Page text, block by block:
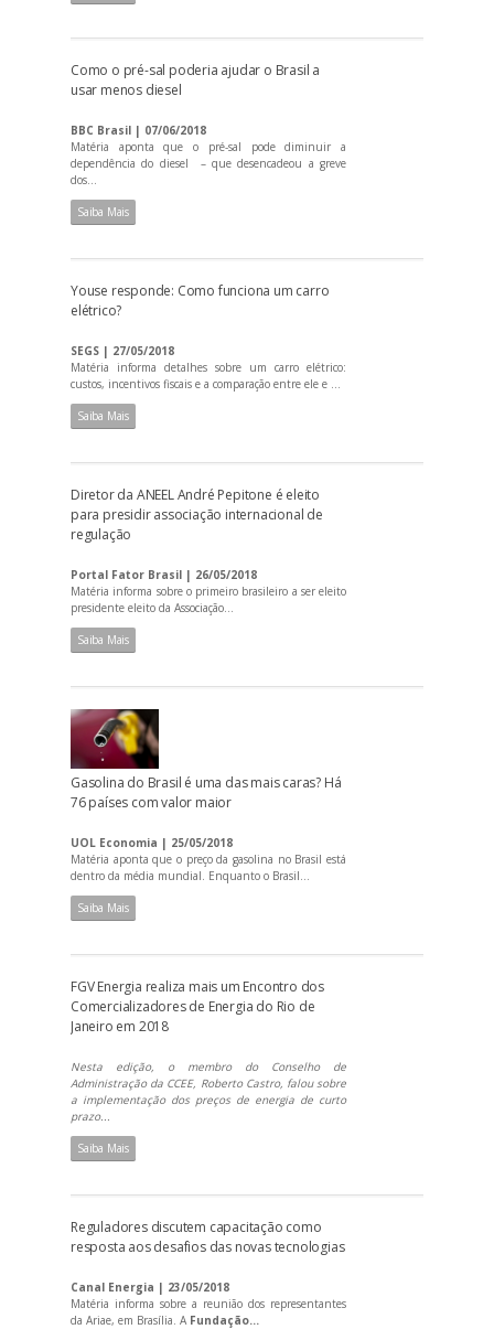
Como o pré-sal poderia ajudar o Brasil a
usar menos diesel
BBC Brasil | 07/06/2018
Matéria aponta que o pré-sal pode diminuir a
dependência do diesel – que desencadeou a greve
dos...
Saiba Mais
Youse responde: Como funciona um carro
elétrico?
SEGS | 27/05/2018
Matéria informa detalhes sobre um carro elétrico:
custos, incentivos fiscais e a comparação entre ele e ...
Saiba Mais
Diretor da ANEEL André Pepitone é eleito
para presidir associação internacional de
regulação
Portal Fator Brasil | 26/05/2018
Matéria informa sobre o primeiro brasileiro a ser eleito
presidente eleito da Associação...
Saiba Mais
Gasolina do Brasil é uma das mais caras? Há
76 países com valor maior
UOL Economia | 25/05/2018
Matéria aponta que o preço da gasolina no Brasil está
dentro da média mundial. Enquanto o Brasil...
Saiba Mais
FGV Energia realiza mais um Encontro dos
Comercializadores de Energia do Rio de
Janeiro em 2018
Nesta edição, o membro do Conselho de
Administração da CCEE, Roberto Castro, falou sobre
a implementação dos preços de energia de curto
prazo...
Saiba Mais
Reguladores discutem capacitação como
resposta aos desafios das novas tecnologias
Canal Energia | 23/05/2018
Matéria informa sobre a reunião dos representantes
da Ariae, em Brasília. A Fundação...